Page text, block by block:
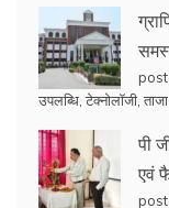
उपलब्धि टेक्नोलॉजी
पी
एवं